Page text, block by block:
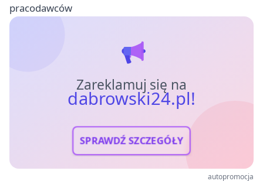
pracodawców
Zareklamuj się na
dabrowski24.pl!
SPRAWDŹ SZCZEGÓŁY
autopromocja